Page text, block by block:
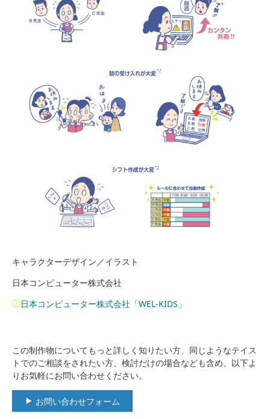
キャラクターデザイン／イラスト
日本コンピューター株式会社
日本コンピューター株式会社「WEL-KIDS」
この制作物についてもっと詳しく知りたい方、同じようなテイス
トでのご相談をされたい方、検討だけの場合なども含め、以下よ
りお気軽にお問い合わせください。
お問い合わせフォーム